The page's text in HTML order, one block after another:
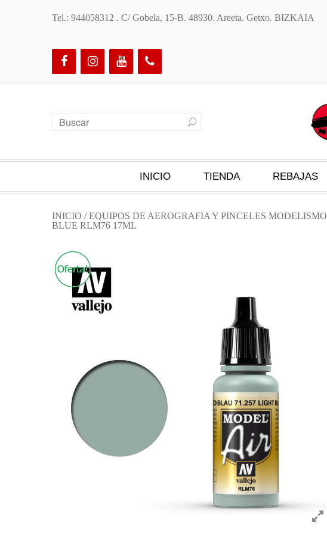
Tel.: 944058312 . C/ Gobela, 15-B. 48930. Areeta. Getxo. BIZKAIA
INICIO TIENDA REBAJAS
INICIO /EQUIPOS DE AEROGRAFIA Y PINCELES MODELISMO
BLUE RLM76 17ML